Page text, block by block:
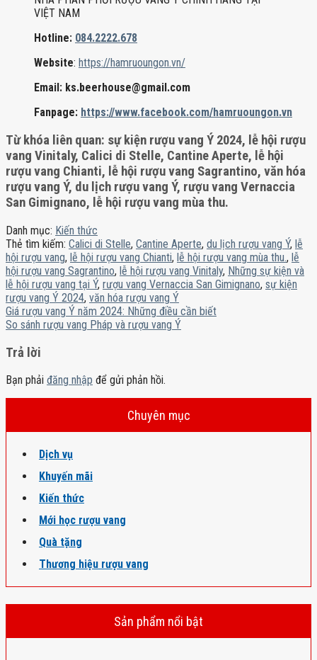
VIỆT NAM
Hotline: 084.2222.678
Website: https://hamruoungon.vn/
Email: ks.beerhouse@gmail.com
Fanpage: https://www.facebook.com/hamruoungon.vn
Từ khóa liên quan: sự kiện rượu vang Ý 2024, lễ hội rượu
vang Vinitaly, Calici di Stelle, Cantine Aperte, lễ hội
rượu vang Chianti, lễ hội rượu vang Sagrantino, văn hóa
rượu vang Ý, du lịch rượu vang Ý, rượu vang Vernaccia
San Gimignano, lễ hội rượu vang mùa thu.
Danh mục: Kiến thức
Thẻ tìm kiếm: Calici di Stelle, Cantine Aperte, du lịch rượu vang Ý, lễ
hội rượu vang, lễ hội rượu vang Chianti, lễ hội rượu vang mùa thu., lễ
hội rượu vang Sagrantino, lễ hội rượu vang Vinitaly, Những sự kiện và
lễ hội rượu vang tại Ý, rượu vang Vernaccia San Gimignano, sự kiện
rượu vang Ý 2024, văn hóa rượu vang Ý
Giá rượu vang Ý năm 2024: Những điều cần biết
So sánh rượu vang Pháp và rượu vang Ý
Trả lời
Bạn phải đăng nhập để gửi phản hồi.
Chuyên mục
Dịch vụ
Khuyến mãi
Kiến thức
Mới học rượu vang
Quà tặng
Thương hiệu rượu vang
Sản phẩm nổi bật